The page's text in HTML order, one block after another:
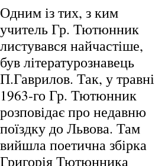
Одним із тих, з ким
учитель Гр. Тютюнник
листувався найчастіше,
був літературознавець
П.Гаврилов. Так, у травні
1963-го Гр. Тютюнник
розповідає про недавню
поїздку до Львова. Там
вийшла поетична збірка
Григорія Тютюнника